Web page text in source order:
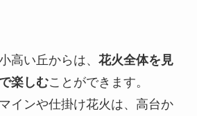
高い丘からは、 花火全体を見
楽しむことができます。
インや仕掛け花火は、高台か